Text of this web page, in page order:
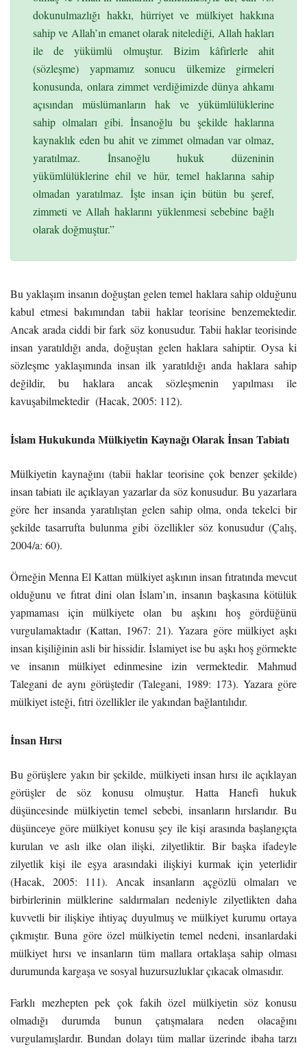
dokunulmazlığı hakkı, hürriyet ve mülkiyet hakkına
sahip ve Allah’ın emanet olarak nitelediği, Allah hakları
ile de yükümlü olmuştur. Bizim kâfirlerle ahit
(sözleşme) yapmamız sonucu ülkemize girmeleri
konusunda, onlara zimmet verdiğimizde dünya ahkamı
açısından müslümanların hak ve yükümlülüklerine
sahip olmaları gibi. İnsanoğlu bu şekilde haklarına
kaynaklık eden bu ahit ve zimmet olmadan var olmaz,
yaratılmaz. İnsanoğlu hukuk düzeninin
yükümlülüklerine ehil ve hür, temel haklarına sahip
olmadan yaratılmaz. İşte insan için bütün bu şeref,
zimmeti ve Allah haklarını yüklenmesi sebebine bağlı
olarak doğmuştur.”
Bu yaklaşım insanın doğuştan gelen temel haklara sahip olduğunu
kabul etmesi bakımından tabii haklar teorisine benzemektedir.
Ancak arada ciddi bir fark söz konusudur. Tabii haklar teorisinde
insan yaratıldığı anda, doğuştan gelen haklara sahiptir. Oysa ki
sözleşme yaklaşımında insan ilk yaratıldığı anda haklara sahip
değildir, bu haklara ancak sözleşmenin yapılması ile
kavuşabilmektedir (Hacak, 2005: 112).
İslam Hukukunda Mülkiyetin Kaynağı Olarak İnsan Tabiatı
Mülkiyetin kaynağını (tabii haklar teorisine çok benzer şekilde)
insan tabiatı ile açıklayan yazarlar da söz konusudur. Bu yazarlara
göre her insanda yaratılıştan gelen sahip olma, onda tekelci bir
şekilde tasarrufta bulunma gibi özellikler söz konusudur (Çalış,
2004/a: 60).
Örneğin Menna El Kattan mülkiyet aşkının insan fıtratında mevcut
olduğunu ve fıtrat dini olan İslam’ın, insanın başkasına kötülük
yapmaması için mülkiyete olan bu aşkını hoş gördüğünü
vurgulamaktadır (Kattan, 1967: 21). Yazara göre mülkiyet aşkı
insan kişiliğinin asli bir hissidir. İslamiyet ise bu aşkı hoş görmekte
ve insanın mülkiyet edinmesine izin vermektedir. Mahmud
Talegani de aynı görüştedir (Talegani, 1989: 173). Yazara göre
mülkiyet isteği, fıtri özellikler ile yakından bağlantılıdır.
İnsan Hırsı
Bu görüşlere yakın bir şekilde, mülkiyeti insan hırsı ile açıklayan
görüşler de söz konusu olmuştur. Hatta Hanefi hukuk
düşüncesinde mülkiyetin temel sebebi, insanların hırslarıdır. Bu
düşünceye göre mülkiyet konusu şey ile kişi arasında başlangıçta
kurulan ve aslı ilke olan ilişki, zilyetliktir. Bir başka ifadeyle
zilyetlik kişi ile eşya arasındaki ilişkiyi kurmak için yeterlidir
(Hacak, 2005: 111). Ancak insanların açgözlü olmaları ve
birbirlerinin mülklerine saldırmaları nedeniyle zilyetlikten daha
kuvvetli bir ilişkiye ihtiyaç duyulmuş ve mülkiyet kurumu ortaya
çıkmıştır. Buna göre özel mülkiyetin temel nedeni, insanlardaki
mülkiyet hırsı ve insanların tüm mallara ortaklaşa sahip olması
durumunda kargaşa ve sosyal huzursuzluklar çıkacak olmasıdır.
Farklı mezhepten pek çok fakih özel mülkiyetin söz konusu
olmadığı durumda bunun çatışmalara neden olacağını
vurgulamışlardır. Bundan dolayı tüm mallar üzerinde ibaha tarzı